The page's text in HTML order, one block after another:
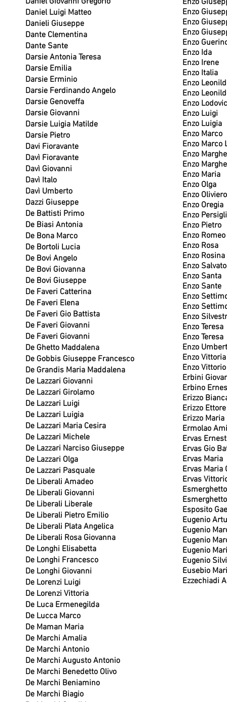
Daniel Luigi Matteo
Danieli Giuseppe
Dante Clementina
Dante Sante
Darsie Antonia Teresa
Darsie Emilia
Darsie Erminio
Darsie Ferdinando Angelo
Darsie Genoveffa
Darsie Giovanni
Darsie Luigia Matilde
Darsie Pietro
Davi Fioravante
Davì Fioravante
Davì Giovanni
Davì Italo
Davì Umberto
Dazzi Giuseppe
De Battisti Primo
De Biasi Antonia
De Bona Marco
De Bortoli Lucia
De Bovi Angelo
De Bovi Giovanna
De Bovi Giuseppe
De Faveri Catterina
De Faveri Elena
De Faveri Gio Battista
De Faveri Giovanni
De Faveri Giovanni
De Ghetto Maddalena
De Gobbis Giuseppe Francesco
De Grandis Maria Maddalena
De Lazzari Giovanni
De Lazzari Girolamo
De Lazzari Luigi
De Lazzari Luigia
De Lazzari Maria Cesira
De Lazzari Michele
De Lazzari Narciso Giuseppe
De Lazzari Olga
De Lazzari Pasquale
De Liberali Amadeo
De Liberali Giovanni
De Liberali Liberale
De Liberali Pietro Emilio
De Liberali Plata Angelica
De Liberali Rosa Giovanna
De Longhi Elisabetta
De Longhi Francesco
De Longhi Giovanni
De Lorenzi Luigi
De Lorenzi Vittoria
De Luca Ermenegilda
De Lucca Marco
De Maman Maria
De Marchi Amalia
De Marchi Antonio
De Marchi Augusto Antonio
De Marchi Benedetto Olivo
De Marchi Beniamino
De Marchi Biagio
Enzo
Enzo
Enzo
Enzo
Enzo
Enzo Ida
Enzo Irene
Enzo Italia
Enzo
Enzo
Enzo
Enzo Luigi
Enzo Luigia
Enzo Marco
Enzo Marco
Enzo
Enzo
Enzo Maria
Enzo Olga
Enzo Oliviero
Enzo Oregia
Enzo
Enzo Pietro
Enzo Romeo
Enzo Rosa
Enzo Rosina
Enzo
Enzo Santa
Enzo Sante
Enzo
Enzo
Enzo
Enzo Teresa
Enzo Teresa
Enzo
Enzo Vittoria
Enzo Vittorio
Erbini
Erbino
Erizzo
Erizzo
Erizzo Maria
Ermolao
Ervas
Ervas Gio
Ervas Maria
Ervas Maria
Ervas
Esposito
Eugenio
Eugenio
Eugenio
Eugenio
Eugenio
Eusebio
Ezzechiadi